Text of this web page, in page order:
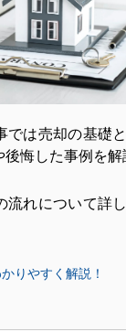
では売却の基礎
悔した事例を解
流れについて詳
りやすく解説！